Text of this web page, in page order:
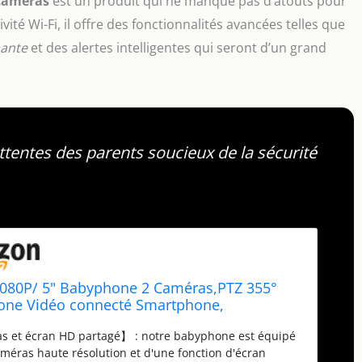
Wi-Fi, il offre des fonctionnalités avancées telles que
et des alertes intelligentes qui seront d’un grand
des parents soucieux de la sécurité
5" Babyphone 2 Caméras,PTZ 355°
Vidéo connecté Smartphone,
Suivi Automatique (Baby 7 avec 2
et écran HD partagé】 : notre babyphone est équipé
haute résolution et d'une fonction d'écran